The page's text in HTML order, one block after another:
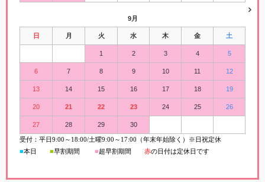
9月
日 月 火 水 木 金 土
1 2 3 4 5
6 7 8 9 10 11 12
13 14 15 16 17 18 19
20 21 22 23 24 25 26
27 28 29 30
受付：平日9:00 ～ 18:00/土曜9:00 ～ 17:00（年末年始除く）※日祝定休
■本日 ■早割期間 ■超早割期間 赤の日付は定休日です